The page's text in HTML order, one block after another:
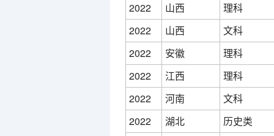
2022
山西
理科
2022
山西
文科
2022
安徽
理科
2022
江西
理科
2022
河南
文科
2022
湖北
历史类